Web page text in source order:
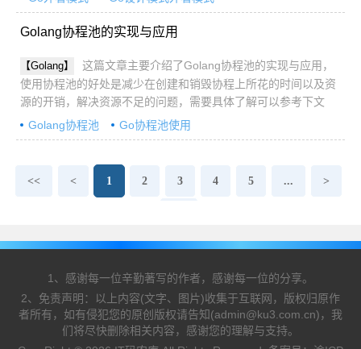
Golang协程池的实现与应用
【Golang】
这篇文章主要介绍了Golang协程池的实现与应用，
使用协程池的好处是减少在创建和销毁协程上所花的时间以及资
源的开销，解决资源不足的问题，需要具体了解可以参考下文
Golang协程池
Go协程池使用
<< < 1 2 3 4 5 ... >
1、感谢每一位辛勤著写的作者，感谢每一位的分享。
2、免责声明：以上内容(文字、图片)收集于互联网，版权归原作
者所有，如有侵犯您的原创版权请告知(admin@ku3.com.cn)，我
们将尽快删除相关内容，感谢您的理解与支持。